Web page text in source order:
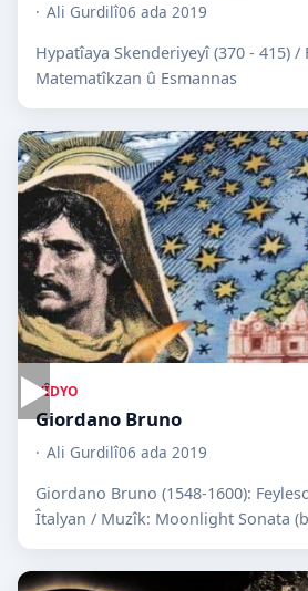
Ali Gurdilî06 ada 2019
Hypatîaya Skenderiyeyî (370 - 415) /
Matematîkzan û Esmannas
▶VÎDYO
Giordano Bruno
Ali Gurdilî06 ada 2019
Giordano Bruno (1548-1600):
Îtalyan / Muzîk: Moonlight Sonata